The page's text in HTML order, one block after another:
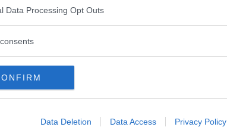
Data Processing Opt Outs
Data Deletion Data Access Privacy Policy
Corsi di Lingua
per bambini
bambini
Corsi Sportivi
Ludoteca per